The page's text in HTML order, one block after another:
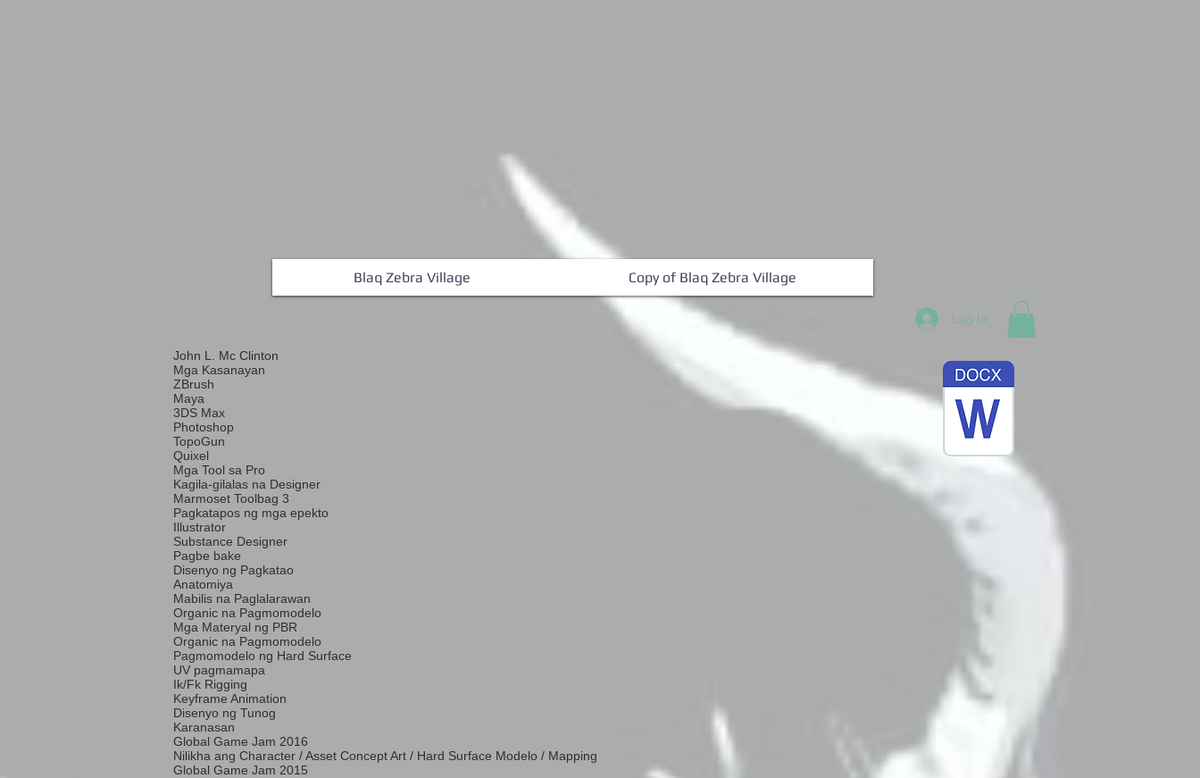
Blaq Zebra Village Copy of Blaq Zebra Village
Log In
John L. Mc Clinton
Mga Kasanayan
ZBrush
Maya
3DS Max
Photoshop
TopoGun
Quixel
Mga Tool sa Pro
Kagila-gilalas na Designer
Marmoset Toolbag 3
Pagkatapos ng mga epekto
Illustrator
Substance Designer
Pagbe bake
Disenyo ng Pagkatao
Anatomiya
Mabilis na Paglalarawan
Organic na Pagmomodelo
Mga Materyal ng PBR
Organic na Pagmomodelo
Pagmomodelo ng Hard Surface
UV pagmamapa
Ik/Fk Rigging
Keyframe Animation
Disenyo ng Tunog
Karanasan
Global Game Jam 2016
Nilikha ang Character / Asset Concept Art / Hard Surface Modelo / Mapping
Global Game Jam 2015